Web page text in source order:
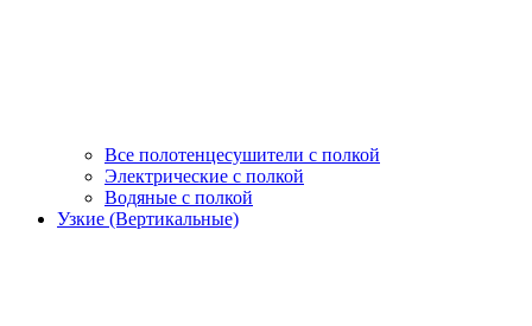
Все полотенцесушители с полкой
Электрические с полкой
Водяные с полкой
Узкие (Вертикальные)